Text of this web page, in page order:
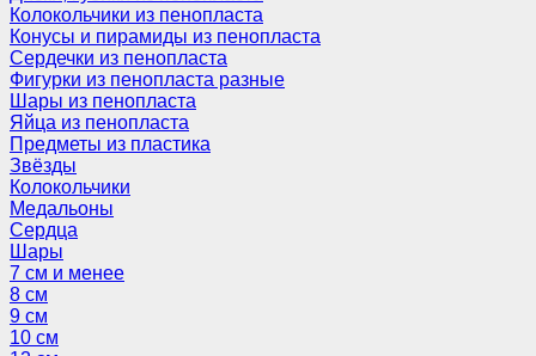
Колокольчики из пенопласта
Конусы и пирамиды из пенопласта
Сердечки из пенопласта
Фигурки из пенопласта разные
Шары из пенопласта
Яйца из пенопласта
Предметы из пластика
Звёзды
Колокольчики
Медальоны
Сердца
Шары
7 см и менее
8 см
9 см
10 см